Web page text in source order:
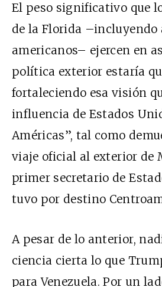
El peso significativo que
de la Florida –incluyendo
americanos– ejercen en
política exterior estaría
fortaleciendo esa visión
influencia de Estados
Américas”, tal como
viaje oficial al exterior de
primer secretario de
tuvo por destino
A pesar de lo anterior,
ciencia cierta lo que
para Venezuela. Por un